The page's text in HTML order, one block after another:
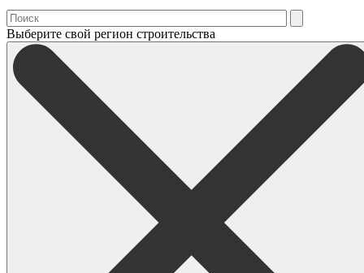
Выберите свой регион строительства